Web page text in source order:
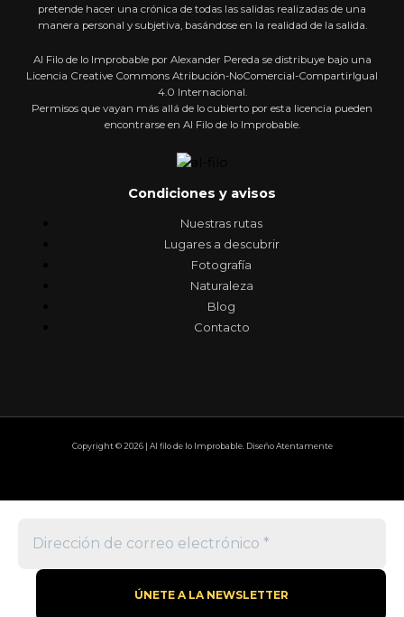
pretende hacer una crónica de todas las salidas realizadas de una
manera personal y subjetiva, basándose en la realidad de la salida.
Al Filo de lo Improbable por Alexander Pereda se distribuye bajo una
Licencia Creative Commons Atribución-NoComercial-CompartirIgual
4.0 Internacional.
Permisos que vayan más allá de lo cubierto por esta licencia pueden
encontrarse en Al Filo de lo Improbable.
Condiciones y avisos
Nuestras rutas
Lugares a descubrir
Fotografía
Naturaleza
Blog
Contacto
Copyright © 2026 | Al filo de lo Improbable. Diseño Atentamente